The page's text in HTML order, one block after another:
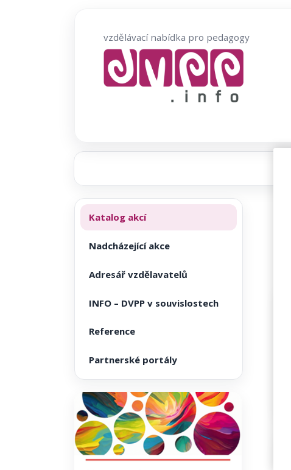
vzdělávací nabídka pro pedagogy
Katalog akcí
Nadcházející akce
Adresář vzdělavatelů
INFO – DVPP v souvislostech
Reference
Partnerské portály